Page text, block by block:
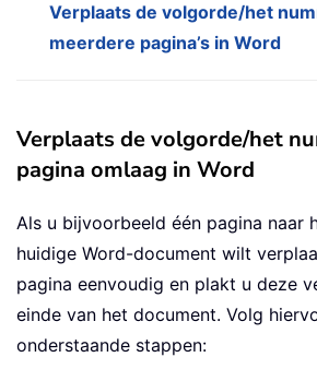
Verplaats de volgorde/het
meerdere pagina’s in Word
Verplaats de volgorde/het
pagina omlaag in Word
Als u bijvoorbeeld één pagina naar
huidige Word-document wilt
pagina eenvoudig en plakt u deze
einde van het document. Volg
onderstaande stappen: